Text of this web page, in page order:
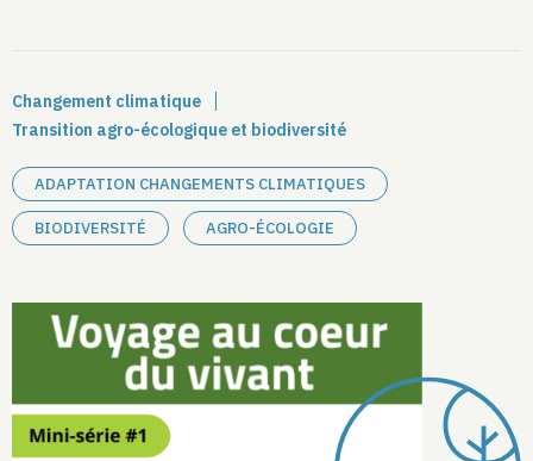
Changement climatique
Transition agro-écologique et biodiversité
ADAPTATION CHANGEMENTS CLIMATIQUES
BIODIVERSITÉ AGRO-ÉCOLOGIE